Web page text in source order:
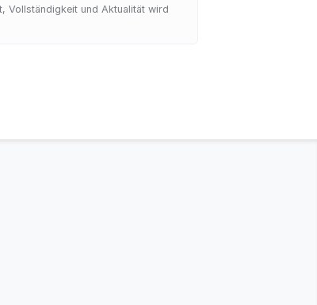
Vollständigkeit und Aktualität wird